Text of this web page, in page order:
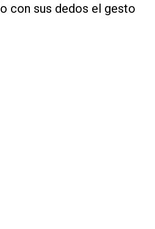
con sus dedos el gesto